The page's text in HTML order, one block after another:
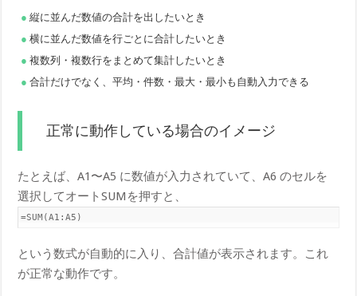
縦に並んだ数値の合計を出したいとき
横に並んだ数値を行ごとに合計したいとき
複数列・複数行をまとめて集計したいとき
合計だけでなく、平均・件数・最大・最小も自動入力できる
正常に動作している場合のイメージ
たとえば、A1〜A5 に数値が入力されていて、A6 のセルを
選択してオートSUMを押すと、
=SUM(A1:A5)
という数式が自動的に入り、合計値が表示されます。これ
が正常な動作です。